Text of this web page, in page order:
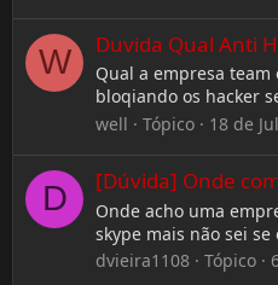
W Duvida Qual Anti
Qual a empresa
bloqiando os hacker
well
Tópico 18 de
D [Dúvida] Onde
Onde acho uma
skype mais não sei
dvieira1108
Tópico